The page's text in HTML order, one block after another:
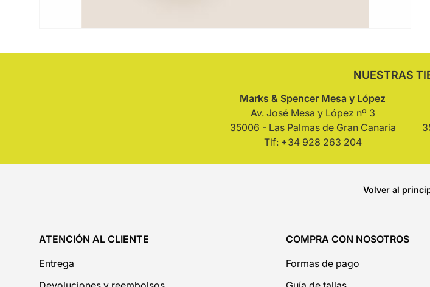
NUESTRAS
Marks & Spencer Mesa y López
Av. José Mesa y López nº 3
35006 - Las Palmas de Gran Canaria
Tlf: +34 928 263 204
Volver al
ATENCIÓN AL CLIENTE
Entrega
COMPRA CON NOSOTROS
Formas de pago